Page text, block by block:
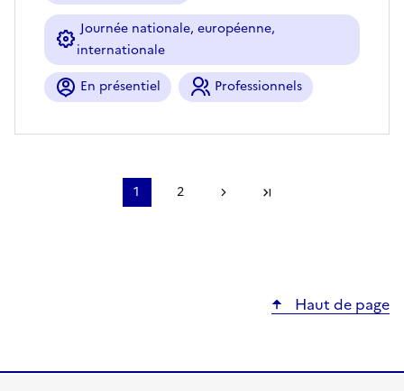
Journée nationale, européenne,
internationale
En présentiel
Professionnels
Pagination
1Page 1 2
Page 2 Page suivanteDernière page
Haut de page